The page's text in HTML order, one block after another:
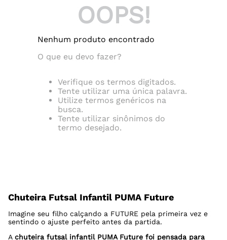
OOPS!
Nenhum produto encontrado
O que eu devo fazer?
Verifique os termos digitados.
Tente utilizar uma única palavra.
Utilize termos genéricos na
busca.
Tente utilizar sinônimos do
termo desejado.
Chuteira Futsal Infantil PUMA Future
Imagine seu filho calçando a FUTURE pela primeira vez e
sentindo o ajuste perfeito antes da partida.
A chuteira futsal infantil PUMA Future foi pensada para